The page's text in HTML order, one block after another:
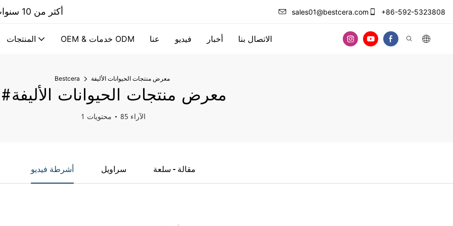
sales01@bestcera.com +86-592-5323808
المنتجات OEM & خدمات ODM عنا فيديو أخبار الاتصال بنا
Bestcera معرض منتجات الحيوانات الأليفة
#معرض منتجات الحيوانات الأليفة
1 محتويات 85 الآراء
أشرطة فيديو سراويل مقالة - سلعة